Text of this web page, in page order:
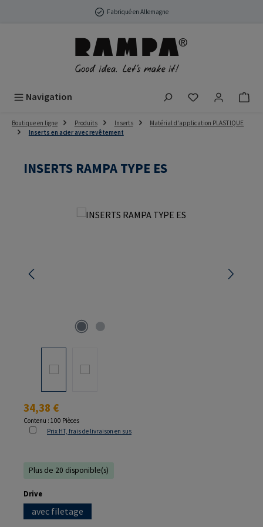
Passer au contenu principalFabriqué en Allemagne
Navigation Vous avez 0
Boutique en ligne Produits Inserts
Matérial d'application PLASTIQUE
Inserts en acier avec revêtement
INSERTS RAMPA TYPE ES
Ignorer la galerie d'images
Prix régulier :
34,38 €
Contenu : 100 Pièces
Prix HT, frais de livraison en sus
Plus de 20 disponible(s)
Sélectionnez
Drive
avec filetage